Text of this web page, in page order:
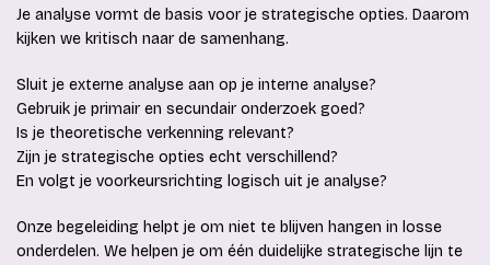
Je analyse vormt de basis voor je strategische opties. Daarom
kijken we kritisch naar de samenhang.
Sluit je externe analyse aan op je interne analyse?
Gebruik je primair en secundair onderzoek goed?
Is je theoretische verkenning relevant?
Zijn je strategische opties echt verschillend?
En volgt je voorkeursrichting logisch uit je analyse?
Onze begeleiding helpt je om niet te blijven hangen in losse
onderdelen. We helpen je om één duidelijke strategische lijn te